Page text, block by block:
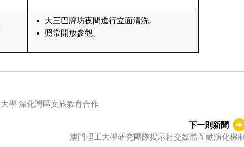
大三巴牌坊夜間進行立面清洗。
照常開放參觀。
佛山大學黨委書記駱少明訪澳門旅遊大學 深化灣區文旅教育合作
下一則新聞
澳門理工大學研究團隊揭示社交媒體互動演化機制